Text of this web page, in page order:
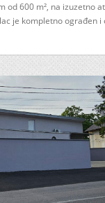
od 600 m², na izuzetno
je kompletno ograđen i